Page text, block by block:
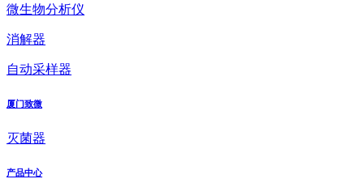
微生物分析仪
消解器
自动采样器
厦门致微
灭菌器
产品中心